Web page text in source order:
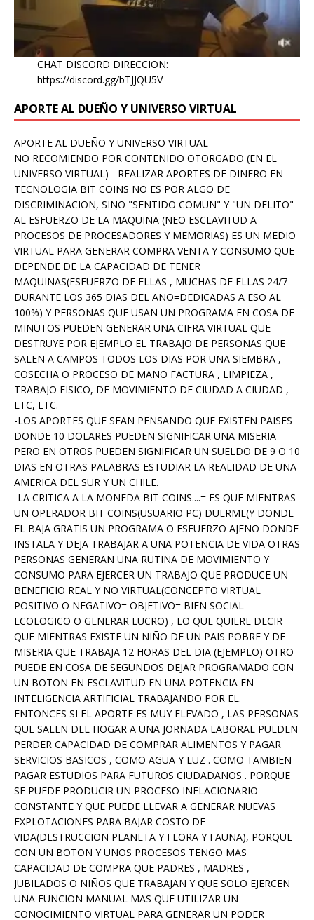
CHAT DISCORD DIRECCION:
https://discord.gg/bTJJQU5V
APORTE AL DUEÑO Y UNIVERSO VIRTUAL
APORTE AL DUEÑO Y UNIVERSO VIRTUAL
NO RECOMIENDO POR CONTENIDO OTORGADO (EN EL
UNIVERSO VIRTUAL) - REALIZAR APORTES DE DINERO EN
TECNOLOGIA BIT COINS NO ES POR ALGO DE
DISCRIMINACION, SINO "SENTIDO COMUN" Y "UN DELITO"
AL ESFUERZO DE LA MAQUINA (NEO ESCLAVITUD A
PROCESOS DE PROCESADORES Y MEMORIAS) ES UN MEDIO
VIRTUAL PARA GENERAR COMPRA VENTA Y CONSUMO QUE
DEPENDE DE LA CAPACIDAD DE TENER
MAQUINAS(ESFUERZO DE ELLAS , MUCHAS DE ELLAS 24/7
DURANTE LOS 365 DIAS DEL AÑO=DEDICADAS A ESO AL
100%) Y PERSONAS QUE USAN UN PROGRAMA EN COSA DE
MINUTOS PUEDEN GENERAR UNA CIFRA VIRTUAL QUE
DESTRUYE POR EJEMPLO EL TRABAJO DE PERSONAS QUE
SALEN A CAMPOS TODOS LOS DIAS POR UNA SIEMBRA ,
COSECHA O PROCESO DE MANO FACTURA , LIMPIEZA ,
TRABAJO FISICO, DE MOVIMIENTO DE CIUDAD A CIUDAD ,
ETC, ETC.
-LOS APORTES QUE SEAN PENSANDO QUE EXISTEN PAISES
DONDE 10 DOLARES PUEDEN SIGNIFICAR UNA MISERIA
PERO EN OTROS PUEDEN SIGNIFICAR UN SUELDO DE 9 O 10
DIAS EN OTRAS PALABRAS ESTUDIAR LA REALIDAD DE UNA
AMERICA DEL SUR Y UN CHILE.
-LA CRITICA A LA MONEDA BIT COINS....= ES QUE MIENTRAS
UN OPERADOR BIT COINS(USUARIO PC) DUERME(Y DONDE
EL BAJA GRATIS UN PROGRAMA O ESFUERZO AJENO DONDE
INSTALA Y DEJA TRABAJAR A UNA POTENCIA DE VIDA OTRAS
PERSONAS GENERAN UNA RUTINA DE MOVIMIENTO Y
CONSUMO PARA EJERCER UN TRABAJO QUE PRODUCE UN
BENEFICIO REAL Y NO VIRTUAL(CONCEPTO VIRTUAL
POSITIVO O NEGATIVO= OBJETIVO= BIEN SOCIAL -
ECOLOGICO O GENERAR LUCRO) , LO QUE QUIERE DECIR
QUE MIENTRAS EXISTE UN NIÑO DE UN PAIS POBRE Y DE
MISERIA QUE TRABAJA 12 HORAS DEL DIA (EJEMPLO) OTRO
PUEDE EN COSA DE SEGUNDOS DEJAR PROGRAMADO CON
UN BOTON EN ESCLAVITUD EN UNA POTENCIA EN
INTELIGENCIA ARTIFICIAL TRABAJANDO POR EL.
ENTONCES SI EL APORTE ES MUY ELEVADO , LAS PERSONAS
QUE SALEN DEL HOGAR A UNA JORNADA LABORAL PUEDEN
PERDER CAPACIDAD DE COMPRAR ALIMENTOS Y PAGAR
SERVICIOS BASICOS , COMO AGUA Y LUZ . COMO TAMBIEN
PAGAR ESTUDIOS PARA FUTUROS CIUDADANOS . PORQUE
SE PUEDE PRODUCIR UN PROCESO INFLACIONARIO
CONSTANTE Y QUE PUEDE LLEVAR A GENERAR NUEVAS
EXPLOTACIONES PARA BAJAR COSTO DE
VIDA(DESTRUCCION PLANETA Y FLORA Y FAUNA), PORQUE
CON UN BOTON Y UNOS PROCESOS TENGO MAS
CAPACIDAD DE COMPRA QUE PADRES , MADRES ,
JUBILADOS O NIÑOS QUE TRABAJAN Y QUE SOLO EJERCEN
UNA FUNCION MANUAL MAS QUE UTILIZAR UN
CONOCIMIENTO VIRTUAL PARA GENERAR UN PODER